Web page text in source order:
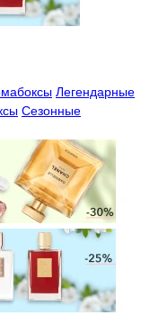
Легендарные
Сезонные